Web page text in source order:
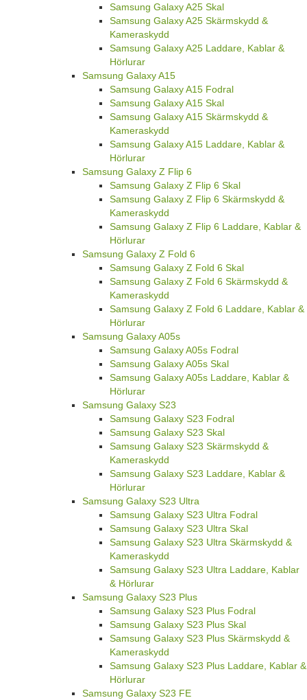
Samsung Galaxy A25 Skal
Samsung Galaxy A25 Skärmskydd &
Kameraskydd
Samsung Galaxy A25 Laddare, Kablar &
Hörlurar
Samsung Galaxy A15
Samsung Galaxy A15 Fodral
Samsung Galaxy A15 Skal
Samsung Galaxy A15 Skärmskydd &
Kameraskydd
Samsung Galaxy A15 Laddare, Kablar &
Hörlurar
Samsung Galaxy Z Flip 6
Samsung Galaxy Z Flip 6 Skal
Samsung Galaxy Z Flip 6 Skärmskydd &
Kameraskydd
Samsung Galaxy Z Flip 6 Laddare, Kablar &
Hörlurar
Samsung Galaxy Z Fold 6
Samsung Galaxy Z Fold 6 Skal
Samsung Galaxy Z Fold 6 Skärmskydd &
Kameraskydd
Samsung Galaxy Z Fold 6 Laddare, Kablar &
Hörlurar
Samsung Galaxy A05s
Samsung Galaxy A05s Fodral
Samsung Galaxy A05s Skal
Samsung Galaxy A05s Laddare, Kablar &
Hörlurar
Samsung Galaxy S23
Samsung Galaxy S23 Fodral
Samsung Galaxy S23 Skal
Samsung Galaxy S23 Skärmskydd &
Kameraskydd
Samsung Galaxy S23 Laddare, Kablar &
Hörlurar
Samsung Galaxy S23 Ultra
Samsung Galaxy S23 Ultra Fodral
Samsung Galaxy S23 Ultra Skal
Samsung Galaxy S23 Ultra Skärmskydd &
Kameraskydd
Samsung Galaxy S23 Ultra Laddare, Kablar
& Hörlurar
Samsung Galaxy S23 Plus
Samsung Galaxy S23 Plus Fodral
Samsung Galaxy S23 Plus Skal
Samsung Galaxy S23 Plus Skärmskydd &
Kameraskydd
Samsung Galaxy S23 Plus Laddare, Kablar &
Hörlurar
Samsung Galaxy S23 FE